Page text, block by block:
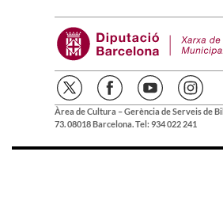
Àrea de Cultura – Gerència de Serveis de
73. 08018 Barcelona. Tel: 934 022 241